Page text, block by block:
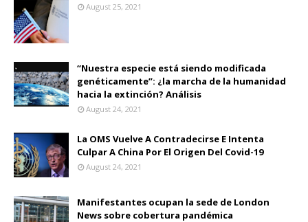
August 25, 2021
“Nuestra especie está siendo modificada
genéticamente”: ¿la marcha de la humanidad
hacia la extinción? Análisis
August 24, 2021
La OMS Vuelve A Contradecirse E Intenta
Culpar A China Por El Origen Del Covid-19
August 24, 2021
Manifestantes ocupan la sede de London
News sobre cobertura pandémica